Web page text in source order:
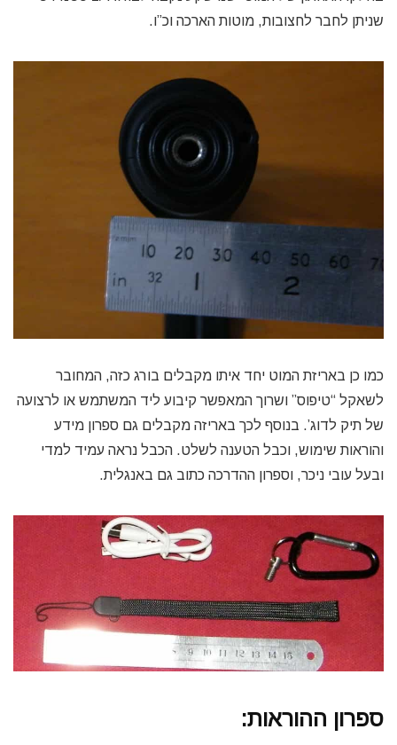
שניתן לחבר לחצובות, מוטות הארכה וכ”ו.
כמו כן באריזת המוט יחד איתו מקבלים בורג כזה, המחובר
לשאקל “טיפוס” ושרוך המאפשר קיבוע ליד המשתמש או לרצועה
של תיק לדוג’. בנוסף לכך באריזה מקבלים גם ספרון מידע
והוראות שימוש, וכבל הטענה לשלט. הכבל נראה עמיד למדי
ובעל עובי ניכר, וספרון ההדרכה כתוב גם באנגלית.
ספרון ההוראות: